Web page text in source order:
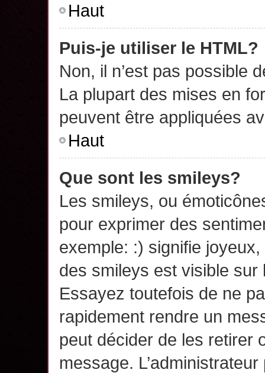
Haut
Puis-je utiliser le HTML?
Non, il n’est pas possible
La plupart des mises en
peuvent être appliquées
Haut
Que sont les smileys?
Les smileys, ou
pour exprimer des
exemple: :) signifie
des smileys est visible
Essayez toutefois de ne
rapidement rendre un
peut décider de les retirer
message.